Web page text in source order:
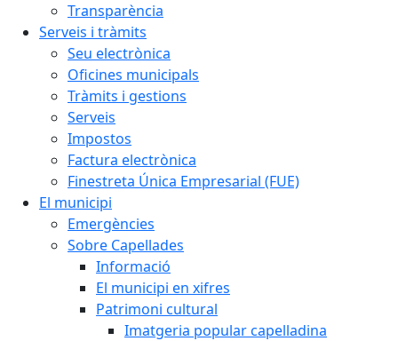
Transparència
Serveis i tràmits
Seu electrònica
Oficines municipals
Tràmits i gestions
Serveis
Impostos
Factura electrònica
Finestreta Única Empresarial (FUE)
El municipi
Emergències
Sobre Capellades
Informació
El municipi en xifres
Patrimoni cultural
Imatgeria popular capelladina